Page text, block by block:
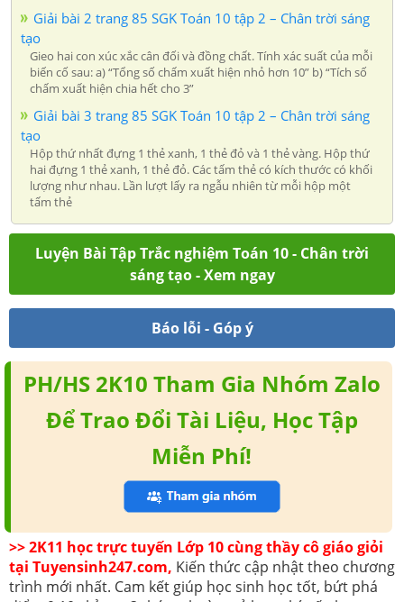
Giải bài 2 trang 85 SGK Toán 10 tập 2 – Chân trời sáng
tạo
Gieo hai con xúc xắc cân đối và đồng chất. Tính xác suất của mỗi
biến cố sau: a) “Tổng số chấm xuất hiện nhỏ hơn 10” b) “Tích số
chấm xuất hiện chia hết cho 3”
Giải bài 3 trang 85 SGK Toán 10 tập 2 – Chân trời sáng
tạo
Hộp thứ nhất đựng 1 thẻ xanh, 1 thẻ đỏ và 1 thẻ vàng. Hộp thứ
hai đựng 1 thẻ xanh, 1 thẻ đỏ. Các tấm thẻ có kích thước có khối
lượng như nhau. Lần lượt lấy ra ngẫu nhiên từ mỗi hộp một
tấm thẻ
Luyện Bài Tập Trắc nghiệm Toán 10 - Chân trời
sáng tạo - Xem ngay
Báo lỗi - Góp ý
PH/HS 2K10 Tham Gia Nhóm Zalo
Để Trao Đổi Tài Liệu, Học Tập
Miễn Phí!
>> 2K11 học trực tuyến Lớp 10 cùng thầy cô giáo giỏi
tại Tuyensinh247.com, Kiến thức cập nhật theo chương
trình mới nhất. Cam kết giúp học sinh học tốt, bứt phá